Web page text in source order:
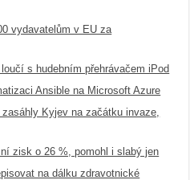
vydavatelům v EU za
s hudebním přehrávačem iPod
Ansible na Microsoft Azure
Kyjev na začátku invaze,
zisk o 26 %, pomohl i slabý jen
na dálku zdravotnické